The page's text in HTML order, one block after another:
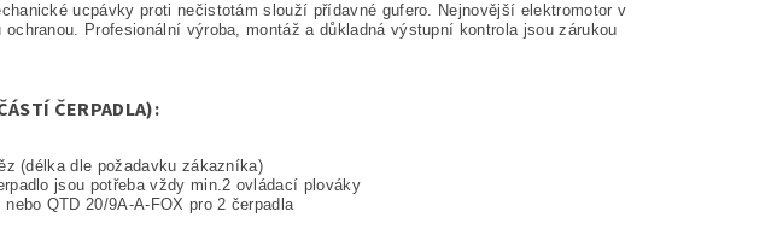
ucpávky proti nečistotám slouží přídavné gufero. Nejnovější elektromotor v
Profesionální výroba, montáž a důkladná výstupní kontrola jsou zárukou
ČERPADLA):
(délka dle požadavku zákazníka)
jsou potřeba vždy min.2 ovládací plováky
QTD 20/9A-A-FOX pro 2 čerpadla